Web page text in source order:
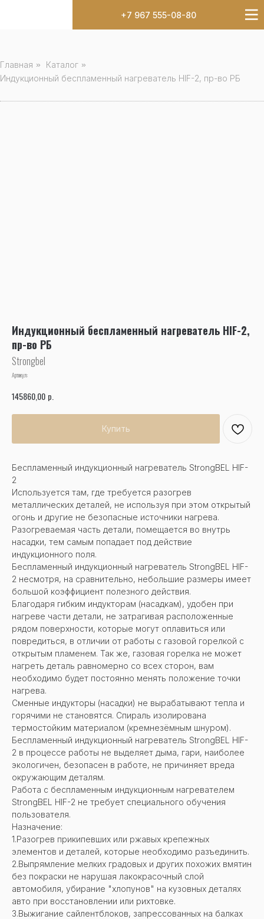
+7 967 555-08-80
Главная » Каталог »
Индукционный беспламенный нагреватель HIF-2, пр-во РБ
Индукционный беспламенный нагреватель HIF-2,
пр-во РБ
Strongbel
Артикул:
145860,00 р.
Купить
Беспламенный индукционный нагреватель StrongBEL HIF-
2
Используется там, где требуется разогрев
металлических деталей, не используя при этом открытый
огонь и другие не безопасные источники нагрева.
Разогреваемая часть детали, помещается во внутрь
насадки, тем самым попадает под действие
индукционного поля.
Беспламенный индукционный нагреватель StrongBEL HIF-
2 несмотря, на сравнительно, небольшие размеры имеет
большой коэффициент полезного действия.
Благодаря гибким индукторам (насадкам), удобен при
нагреве части детали, не затрагивая расположенные
рядом поверхности, которые могут оплавиться или
повредиться, в отличии от работы с газовой горелкой с
открытым пламенем. Так же, газовая горелка не может
нагреть деталь равномерно со всех сторон, вам
необходимо будет постоянно менять положение точки
нагрева.
Сменные индукторы (насадки) не вырабатывают тепла и
горячими не становятся. Спираль изолирована
термостойким материалом (кремнезёмным шнуром).
Беспламенный индукционный нагреватель StrongBEL HIF-
2 в процессе работы не выделяет дыма, гари, наиболее
экологичен, безопасен в работе, не причиняет вреда
окружающим деталям.
Работа с беспламенным индукционным нагревателем
StrongBEL HIF-2 не требует специального обучения
пользователя.
Назначение:
1.Разогрев прикипевших или ржавых крепежных
элементов и деталей, которые необходимо разъединить.
2.Выпрямление мелких градовых и других похожих вмятин
без покраски не нарушая лакокрасочный слой
автомобиля, убирание "хлопунов" на кузовных деталях
авто при восстановлении или рихтовке.
3.Выжигание сайлентблоков, запрессованных на балках